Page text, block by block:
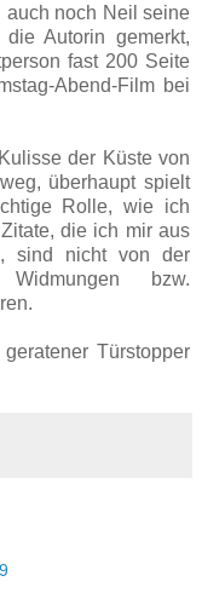
auch noch Neil seine
Autorin gemerkt,
fast 200 Seite
Abend-Film bei
der Küste von
überhaupt spielt
Rolle, wie ich
die ich mir aus
sind nicht von der
bzw.
Türstopper